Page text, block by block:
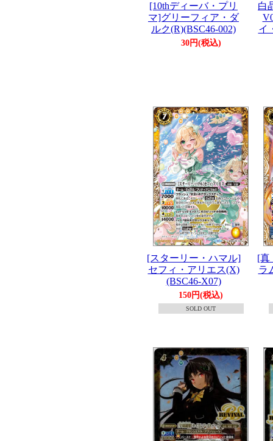
[10thディーバ・プリ
マ]グリーフィア・ダ
ルク(R)(BSC46-002)
30円(税込)
白
イ
[スターリー・ハマル]
セフィ・アリエス(X)
(BSC46-X07)
150円(税込)
SOLD OUT
[真
ラ